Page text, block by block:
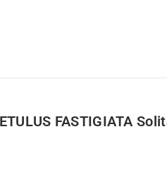
FASTIGIATA